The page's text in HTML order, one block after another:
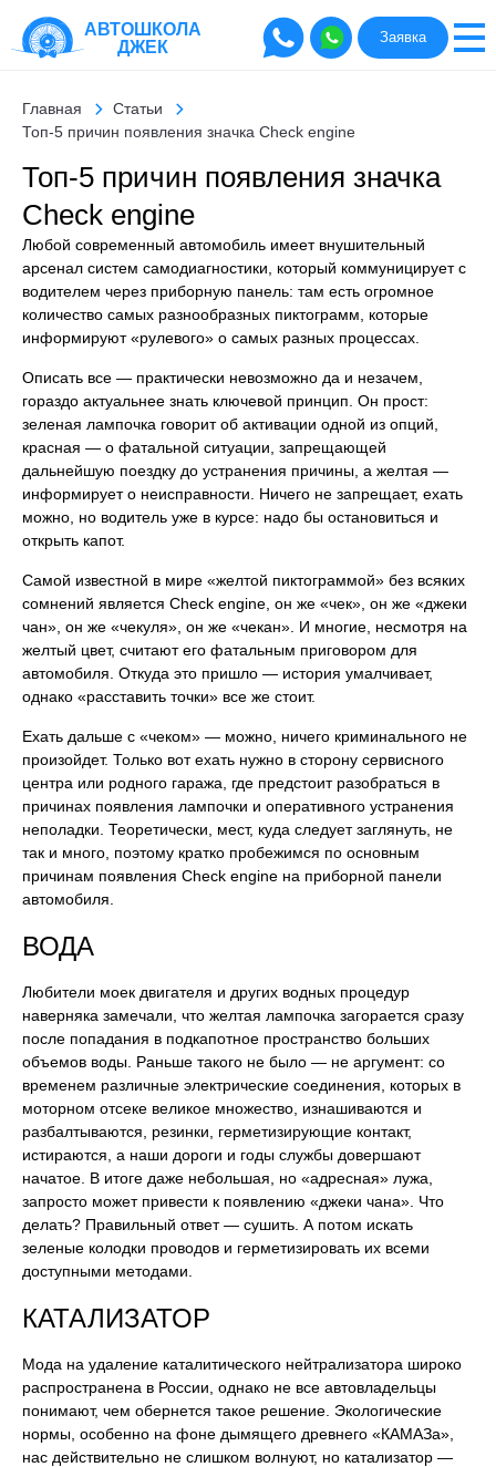
АВТОШКОЛА
ДЖЕК
Заявка
Главная
Статьи
Топ-5 причин появления значка Check engine
Топ-5 причин появления значка
Check engine
Любой современный автомобиль имеет внушительный
арсенал систем самодиагностики, который коммуницирует с
водителем через приборную панель: там есть огромное
количество самых разнообразных пиктограмм, которые
информируют «рулевого» о самых разных процессах.
Описать все — практически невозможно да и незачем,
гораздо актуальнее знать ключевой принцип. Он прост:
зеленая лампочка говорит об активации одной из опций,
красная — о фатальной ситуации, запрещающей
дальнейшую поездку до устранения причины, а желтая —
информирует о неисправности. Ничего не запрещает, ехать
можно, но водитель уже в курсе: надо бы остановиться и
открыть капот.
Самой известной в мире «желтой пиктограммой» без всяких
сомнений является Check engine, он же «чек», он же «джеки
чан», он же «чекуля», он же «чекан». И многие, несмотря на
желтый цвет, считают его фатальным приговором для
автомобиля. Откуда это пришло — история умалчивает,
однако «расставить точки» все же стоит.
Ехать дальше с «чеком» — можно, ничего криминального не
произойдет. Только вот ехать нужно в сторону сервисного
центра или родного гаража, где предстоит разобраться в
причинах появления лампочки и оперативного устранения
неполадки. Теоретически, мест, куда следует заглянуть, не
так и много, поэтому кратко пробежимся по основным
причинам появления Check engine на приборной панели
автомобиля.
ВОДА
Любители моек двигателя и других водных процедур
наверняка замечали, что желтая лампочка загорается сразу
после попадания в подкапотное пространство больших
объемов воды. Раньше такого не было — не аргумент: со
временем различные электрические соединения, которых в
моторном отсеке великое множество, изнашиваются и
разбалтываются, резинки, герметизирующие контакт,
истираются, а наши дороги и годы службы довершают
начатое. В итоге даже небольшая, но «адресная» лужа,
запросто может привести к появлению «джеки чана». Что
делать? Правильный ответ — сушить. А потом искать
зеленые колодки проводов и герметизировать их всеми
доступными методами.
КАТАЛИЗАТОР
Мода на удаление каталитического нейтрализатора широко
распространена в России, однако не все автовладельцы
понимают, чем обернется такое решение. Экологические
нормы, особенно на фоне дымящего древнего «КАМАЗа»,
нас действительно не слишком волнуют, но катализатор —